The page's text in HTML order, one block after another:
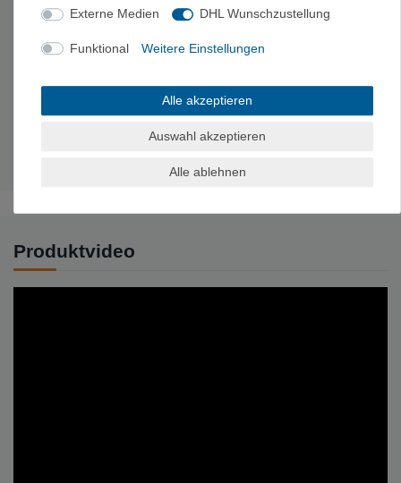
Beschichtung
Postindustrial recycled TPU, matte Finish
PU-Beschichtung
Webbing
bluesign® (Futter), Fair Trade Certified™
Ja (stuffs into side pocket)
Produktvideo
Externe Medien DHL Wunschzustellung
Funktional Weitere Einstellungen
Alle akzeptieren
Auswahl akzeptieren
Alle ablehnen